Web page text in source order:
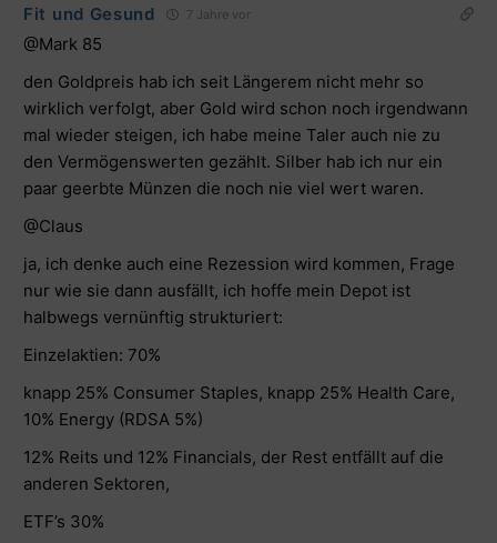
Fit und Gesund 7 Jahre vor
@Mark 85
den Goldpreis hab ich seit Längerem nicht mehr so
wirklich verfolgt, aber Gold wird schon noch irgendwann
mal wieder steigen, ich habe meine Taler auch nie zu
den Vermögenswerten gezählt. Silber hab ich nur ein
paar geerbte Münzen die noch nie viel wert waren.
@Claus
ja, ich denke auch eine Rezession wird kommen, Frage
nur wie sie dann ausfällt, ich hoffe mein Depot ist
halbwegs vernünftig strukturiert:
Einzelaktien: 70%
knapp 25% Consumer Staples, knapp 25% Health Care,
10% Energy (RDSA 5%)
12% Reits und 12% Financials, der Rest entfällt auf die
anderen Sektoren,
ETF’s 30%